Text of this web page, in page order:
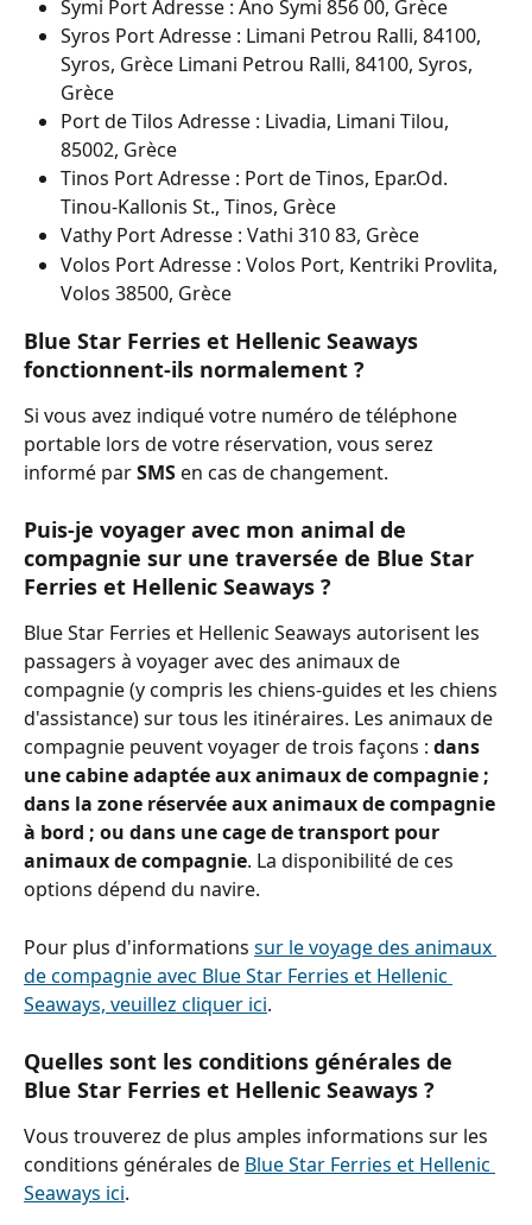
Symi Port Adresse : Ano Symi 856 00, Grèce
Syros Port Adresse : Limani Petrou Ralli, 84100,
Syros, Grèce Limani Petrou Ralli, 84100, Syros,
Grèce
Port de Tilos Adresse : Livadia, Limani Tilou,
85002, Grèce
Tinos Port Adresse : Port de Tinos, Epar.Od.
Tinou-Kallonis St., Tinos, Grèce
Vathy Port Adresse : Vathi 310 83, Grèce
Volos Port Adresse : Volos Port, Kentriki Provlita,
Volos 38500, Grèce
Blue Star Ferries et Hellenic Seaways
fonctionnent-ils normalement ?
Si vous avez indiqué votre numéro de téléphone
portable lors de votre réservation, vous serez
informé par SMS en cas de changement.
Puis-je voyager avec mon animal de
compagnie sur une traversée de Blue Star
Ferries et Hellenic Seaways ?
Blue Star Ferries et Hellenic Seaways autorisent les
passagers à voyager avec des animaux de
compagnie (y compris les chiens-guides et les chiens
d'assistance) sur tous les itinéraires. Les animaux de
compagnie peuvent voyager de trois façons : dans
une cabine adaptée aux animaux de compagnie ;
dans la zone réservée aux animaux de compagnie
à bord ; ou dans une cage de transport pour
animaux de compagnie. La disponibilité de ces
options dépend du navire.
Pour plus d'informations sur le voyage des animaux
de compagnie avec Blue Star Ferries et Hellenic
Seaways, veuillez cliquer ici.
Quelles sont les conditions générales de
Blue Star Ferries et Hellenic Seaways ?
Vous trouverez de plus amples informations sur les
conditions générales de Blue Star Ferries et Hellenic
Seaways ici.